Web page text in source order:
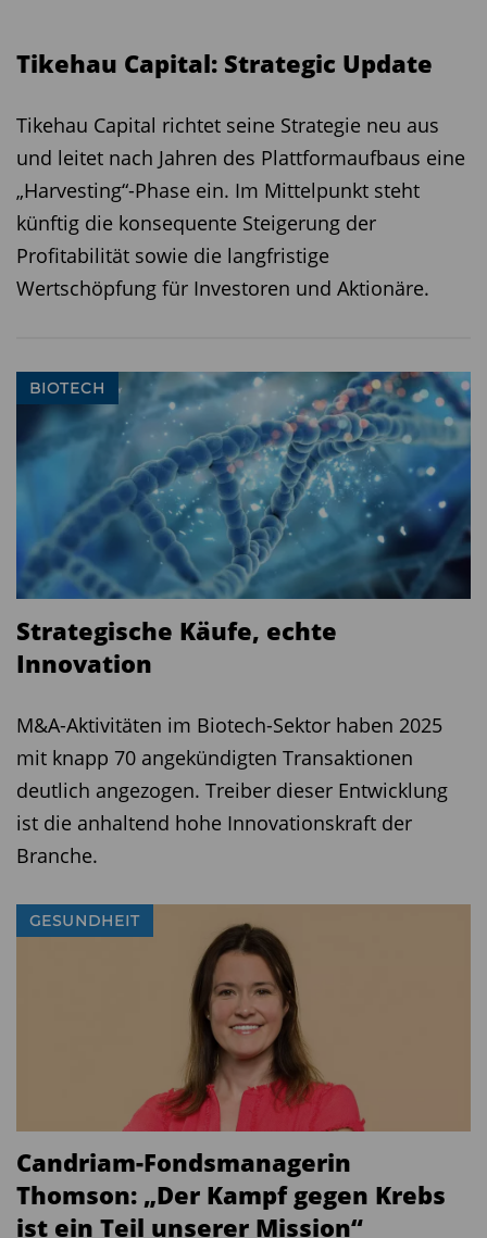
Tikehau Capital: Strategic Update
Tikehau Capital richtet seine Strategie neu aus
und leitet nach Jahren des Plattformaufbaus eine
„Harvesting“-Phase ein. Im Mittelpunkt steht
künftig die konsequente Steigerung der
Profitabilität sowie die langfristige
Wertschöpfung für Investoren und Aktionäre.
BIOTECH
Strategische Käufe, echte
Innovation
M&A-Aktivitäten im Biotech-Sektor haben 2025
mit knapp 70 angekündigten Transaktionen
deutlich angezogen. Treiber dieser Entwicklung
ist die anhaltend hohe Innovationskraft der
Branche.
GESUNDHEIT
Candriam-Fondsmanagerin
Thomson: „Der Kampf gegen Krebs
ist ein Teil unserer Mission“